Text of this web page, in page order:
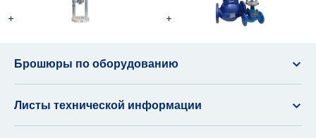
Брошюры по оборудованию
Листы технической информации